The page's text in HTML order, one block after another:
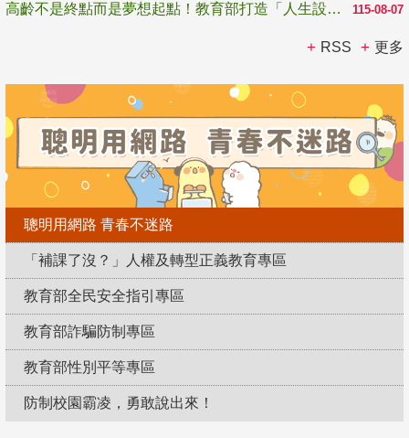
115-08-07
高齡不是終點而是夢想起點！教育部打造「人生設計夢工場」 參展第3屆高齡健康產業博覽會
RSS 更多
聰明用網路 青春不迷路
「補課了沒？」人權及轉型正義教育專區
教育部全民安全指引專區
教育部詐騙防制專區
教育部性別平等專區
防制校園霸凌，勇敢說出來！